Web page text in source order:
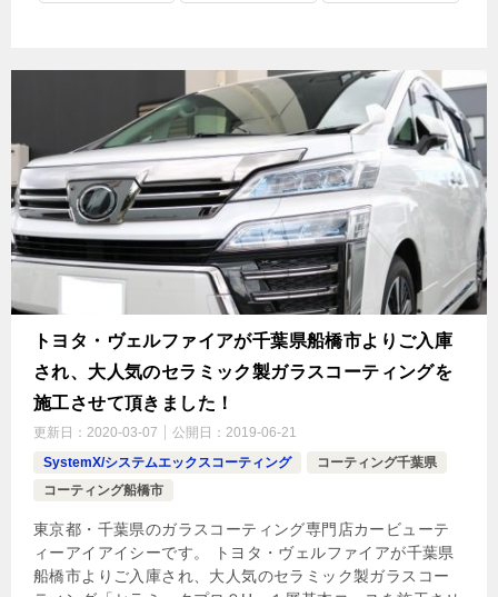
トヨタ・ヴェルファイアが千葉県船橋市よりご入庫
され、大人気のセラミック製ガラスコーティングを
施工させて頂きました！
更新日： 2020-03-07 公開日： 2019-06-21
SystemX/システムエックスコーティング
コーティング千葉県
コーティング船橋市
東京都・千葉県のガラスコーティング専門店カービューテ
ィーアイアイシーです。 トヨタ・ヴェルファイアが千葉県
船橋市よりご入庫され、大人気のセラミック製ガラスコー